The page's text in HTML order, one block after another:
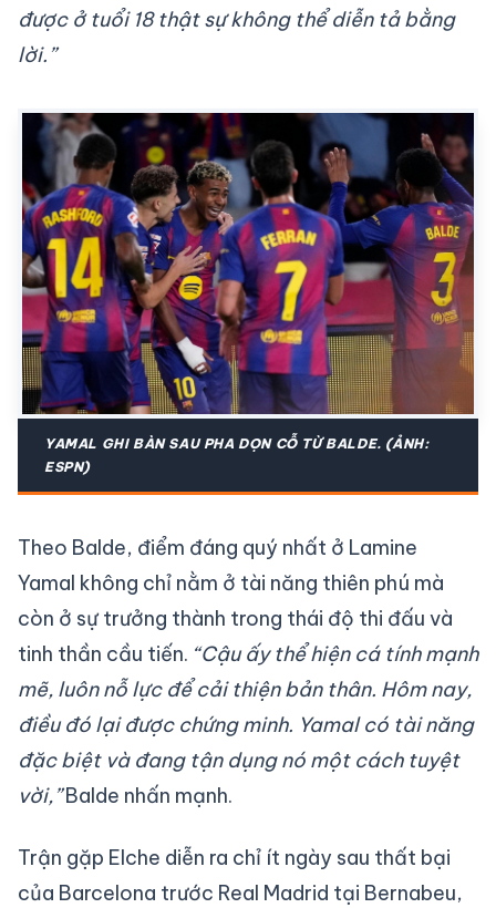
được ở tuổi 18 thật sự không thể diễn tả bằng
lời.”
YAMAL GHI BÀN SAU PHA DỌN CỖ TỪ BALDE. (ẢNH:
ESPN)
Theo Balde, điểm đáng quý nhất ở Lamine
Yamal không chỉ nằm ở tài năng thiên phú mà
còn ở sự trưởng thành trong thái độ thi đấu và
tinh thần cầu tiến. “Cậu ấy thể hiện cá tính mạnh
mẽ, luôn nỗ lực để cải thiện bản thân. Hôm nay,
điều đó lại được chứng minh. Yamal có tài năng
đặc biệt và đang tận dụng nó một cách tuyệt
vời,”Balde nhấn mạnh.
Trận gặp Elche diễn ra chỉ ít ngày sau thất bại
của Barcelona trước Real Madrid tại Bernabeu,